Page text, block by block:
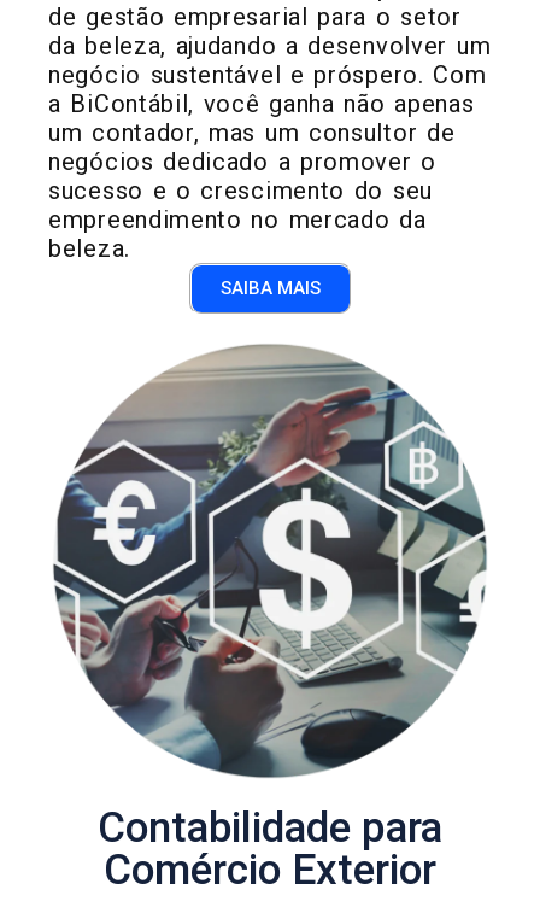
de gestão empresarial para o setor
da beleza, ajudando a desenvolver um
negócio sustentável e próspero. Com
a BiContábil, você ganha não apenas
um contador, mas um consultor de
negócios dedicado a promover o
sucesso e o crescimento do seu
empreendimento no mercado da
beleza.
SAIBA MAIS
Contabilidade para
Comércio Exterior